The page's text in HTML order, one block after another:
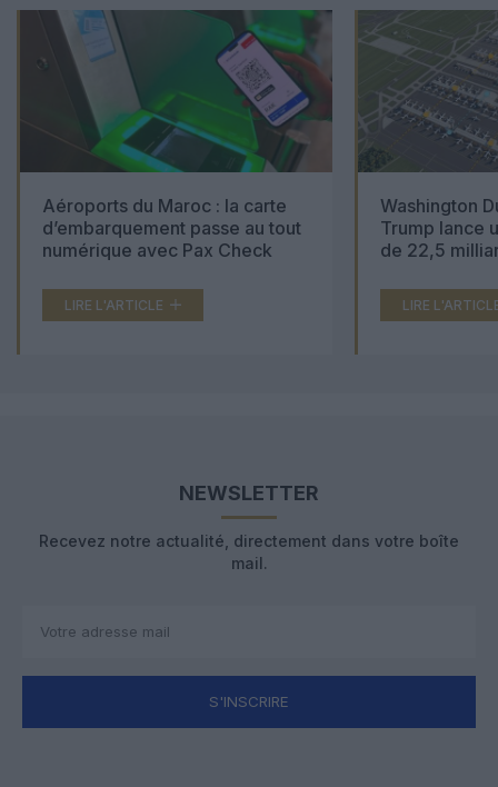
Aéroports du Maroc : la carte
d’embarquement passe au tout
numérique avec Pax Check
LIRE L'ARTICLE
Washington
Trump lance
de 22,5
LIRE
NEWSLETTER
Recevez notre actualité, directement dans votre boîte
mail.
S'INSCRIRE